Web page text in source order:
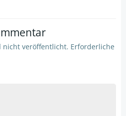
nicht veröffentlicht. Erforderliche